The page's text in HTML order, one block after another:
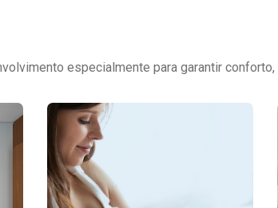
especialmente para garantir